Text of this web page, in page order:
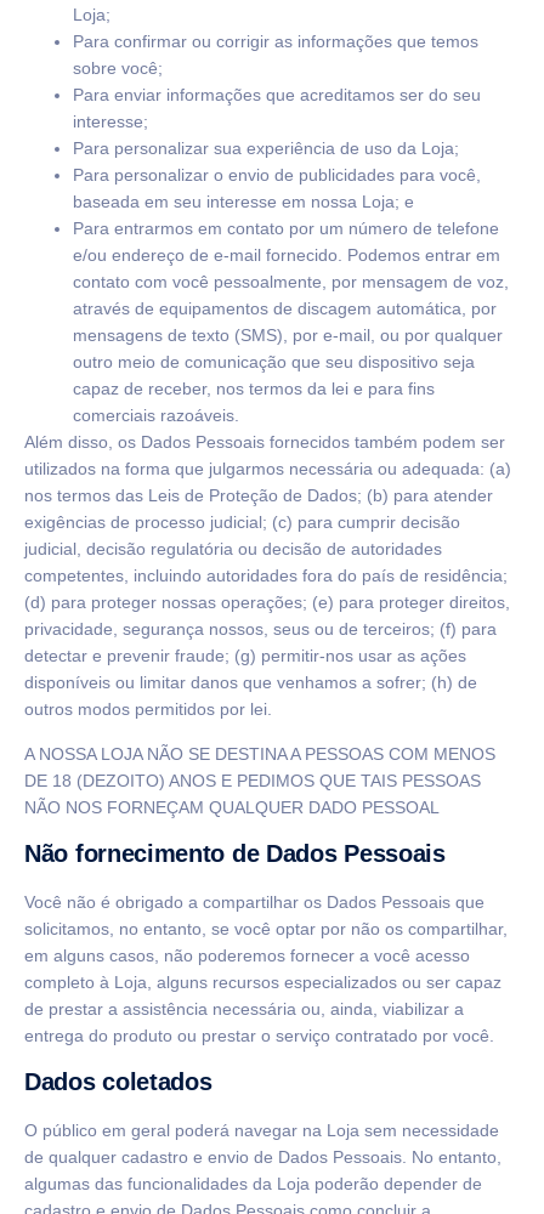
Loja;
Para confirmar ou corrigir as informações que temos
sobre você;
Para enviar informações que acreditamos ser do seu
interesse;
Para personalizar sua experiência de uso da Loja;
Para personalizar o envio de publicidades para você,
baseada em seu interesse em nossa Loja; e
Para entrarmos em contato por um número de telefone
e/ou endereço de e-mail fornecido. Podemos entrar em
contato com você pessoalmente, por mensagem de voz,
através de equipamentos de discagem automática, por
mensagens de texto (SMS), por e-mail, ou por qualquer
outro meio de comunicação que seu dispositivo seja
capaz de receber, nos termos da lei e para fins
comerciais razoáveis.
Além disso, os Dados Pessoais fornecidos também podem ser
utilizados na forma que julgarmos necessária ou adequada: (a)
nos termos das Leis de Proteção de Dados; (b) para atender
exigências de processo judicial; (c) para cumprir decisão
judicial, decisão regulatória ou decisão de autoridades
competentes, incluindo autoridades fora do país de residência;
(d) para proteger nossas operações; (e) para proteger direitos,
privacidade, segurança nossos, seus ou de terceiros; (f) para
detectar e prevenir fraude; (g) permitir-nos usar as ações
disponíveis ou limitar danos que venhamos a sofrer; (h) de
outros modos permitidos por lei.
A NOSSA LOJA NÃO SE DESTINA A PESSOAS COM MENOS
DE 18 (DEZOITO) ANOS E PEDIMOS QUE TAIS PESSOAS
NÃO NOS FORNEÇAM QUALQUER DADO PESSOAL
Não fornecimento de Dados Pessoais
Você não é obrigado a compartilhar os Dados Pessoais que
solicitamos, no entanto, se você optar por não os compartilhar,
em alguns casos, não poderemos fornecer a você acesso
completo à Loja, alguns recursos especializados ou ser capaz
de prestar a assistência necessária ou, ainda, viabilizar a
entrega do produto ou prestar o serviço contratado por você.
Dados coletados
O público em geral poderá navegar na Loja sem necessidade
de qualquer cadastro e envio de Dados Pessoais. No entanto,
algumas das funcionalidades da Loja poderão depender de